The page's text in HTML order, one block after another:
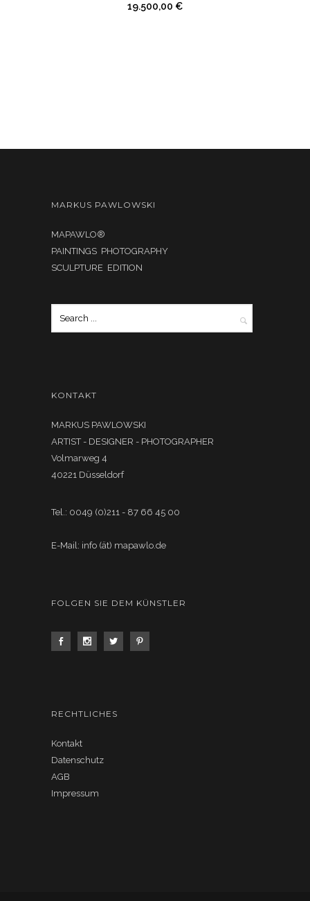
19.500,00 €
MARKUS PAWLOWSKI
MAPAWLO®
PAINTINGS PHOTOGRAPHY
SCULPTURE EDITION
KONTAKT
MARKUS PAWLOWSKI
ARTIST - DESIGNER - PHOTOGRAPHER
Volmarweg 4
40221 Düsseldorf
Tel.: 0049 (0)211 - 87 66 45 00
E-Mail: info (ät) mapawlo.de
FOLGEN SIE DEM KÜNSTLER
RECHTLICHES
Kontakt
Datenschutz
AGB
Impressum